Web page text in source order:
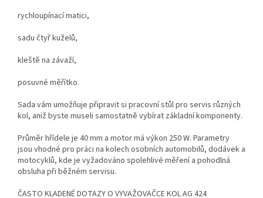
rychloupínací matici,
sadu čtyř kuželů,
kleště na závaží,
posuvné měřítko.
Sada vám umožňuje připravit si pracovní stůl pro servis různých
kol, aniž byste museli samostatně vybírat základní komponenty.
Průměr hřídele je 40 mm a motor má výkon 250 W. Parametry
jsou vhodné pro práci na kolech osobních automobilů, dodávek a
motocyklů, kde je vyžadováno spolehlivé měření a pohodlná
obsluha při běžném servisu.
ČASTO KLADENÉ DOTAZY O VYVAŽOVAČCE KOL AG 424